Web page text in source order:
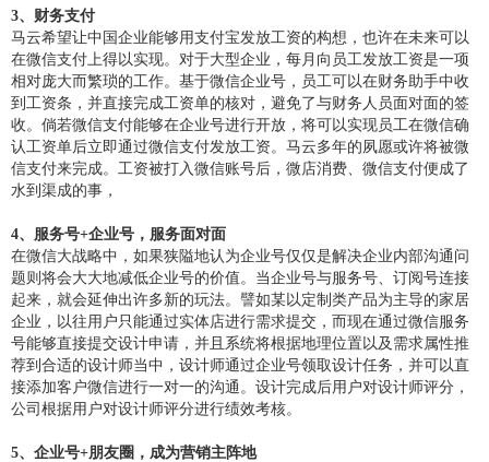
3、财务支付
马云希望让中国企业能够用支付宝发放工资的构想，也许在未来可以
在微信支付上得以实现。对于大型企业，每月向员工发放工资是一项
相对庞大而繁琐的工作。基于微信企业号，员工可以在财务助手中收
到工资条，并直接完成工资单的核对，避免了与财务人员面对面的签
收。倘若微信支付能够在企业号进行开放，将可以实现员工在微信确
认工资单后立即通过微信支付发放工资。马云多年的夙愿或许将被微
信支付来完成。工资被打入微信账号后，微店消费、微信支付便成了
水到渠成的事，
4、服务号+企业号，服务面对面
在微信大战略中，如果狭隘地认为企业号仅仅是解决企业内部沟通问
题则将会大大地减低企业号的价值。当企业号与服务号、订阅号连接
起来，就会延伸出许多新的玩法。譬如某以定制类产品为主导的家居
企业，以往用户只能通过实体店进行需求提交，而现在通过微信服务
号能够直接提交设计申请，并且系统将根据地理位置以及需求属性推
荐到合适的设计师当中，设计师通过企业号领取设计任务，并可以直
接添加客户微信进行一对一的沟通。设计完成后用户对设计师评分，
公司根据用户对设计师评分进行绩效考核。
5、企业号+朋友圈，成为营销主阵地